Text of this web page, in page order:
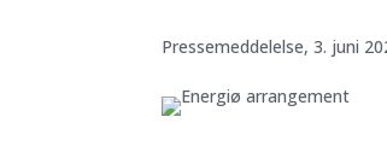
Pressemeddelelse, 3. juni